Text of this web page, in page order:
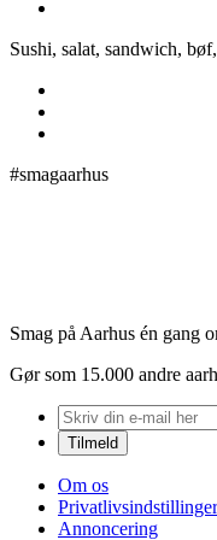
Sushi, salat, sandwich,
#smagaarhus
Smag på Aarhus én gang
Gør som 15.000 andre
Om os
Privatlivsindstillinger
Annoncering